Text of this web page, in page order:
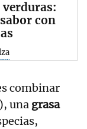
con
combinar
una grasa